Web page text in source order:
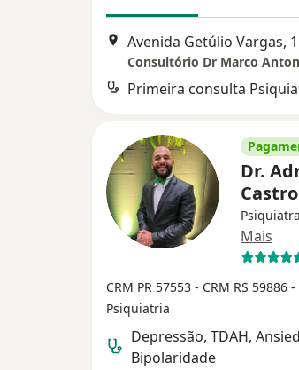
Consultório Dr Marco
Primeira consulta
Dr.
Castro
Mais
CRM PR 57553 - CRM RS 59886 -
Psiquiatria
Depressão, TDAH,
Bipolaridade